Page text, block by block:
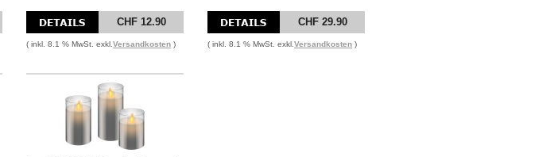
CHF 12.90
( inkl. 8.1 % MwSt. exkl. Versandkosten )
CHF 29.90
( inkl. 8.1 % MwSt. exkl. Versandkosten )